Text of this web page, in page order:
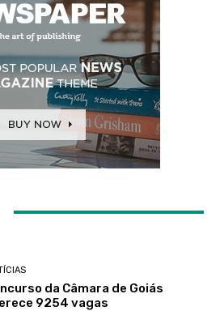
da Câmara de Goiás
9254 vagas